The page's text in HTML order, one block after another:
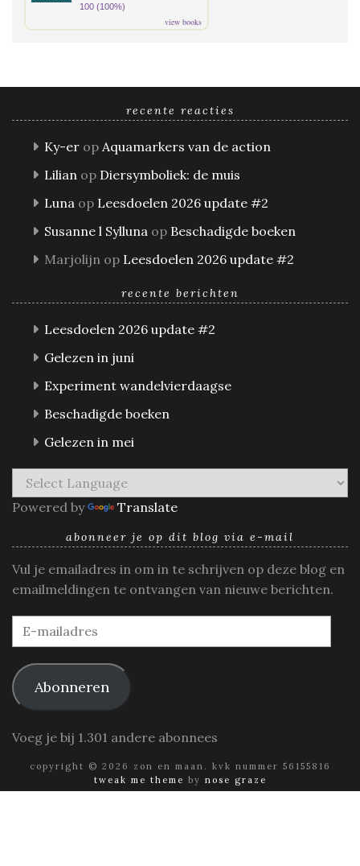
100 (100%)
view books
recente reacties
Ky-er op Aquamarkers van de action
Lilian op Diersymboliek: de muis
Luna op Leesdoelen 2026 update #2
Susanne l Sylluna op Beschadigde boeken
Marjolijn op Leesdoelen 2026 update #2
recente berichten
Leesdoelen 2026 update #2
Gelezen in juni
Experiment wandelvierdaagse
Beschadigde boeken
Gelezen in mei
Powered by Translate
abonneer je op dit blog via e-mail
Vul je emailadres in om in te schrijven op deze blog en
emailmeldingen te ontvangen van nieuwe berichten.
E-
mailadres
Abonneren
Voeg je bij 1.301 andere abonnees
copyright © 2026 zon en maan. kvk nummer 56155816
tweak me theme by nose graze